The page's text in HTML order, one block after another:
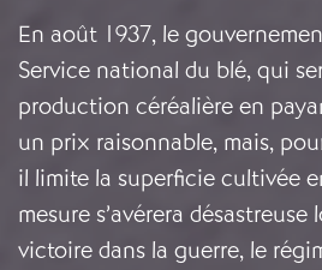
En août 1937, le
Service national du blé, qui
production céréalière en
un prix raisonnable, mais,
il limite la superficie cultivée
mesure s’avérera désastreuse
victoire dans la guerre, le